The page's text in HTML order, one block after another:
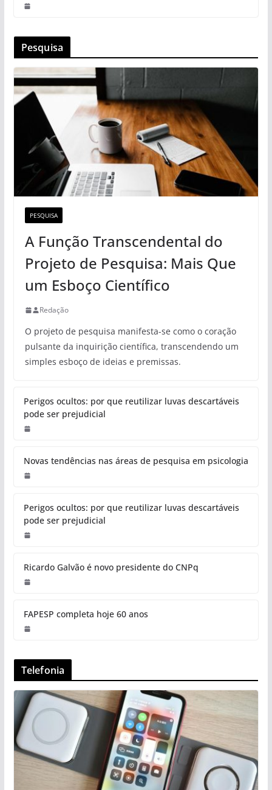
Pesquisa
PESQUISA
A Função Transcendental do
Projeto de Pesquisa: Mais Que
um Esboço Científico
Redação
O projeto de pesquisa manifesta-se como o coração
pulsante da inquirição científica, transcendendo um
simples esboço de ideias e premissas.
Perigos ocultos: por que reutilizar luvas descartáveis
pode ser prejudicial
Novas tendências nas áreas de pesquisa em psicologia
Perigos ocultos: por que reutilizar luvas descartáveis
pode ser prejudicial
Ricardo Galvão é novo presidente do CNPq
FAPESP completa hoje 60 anos
Telefonia